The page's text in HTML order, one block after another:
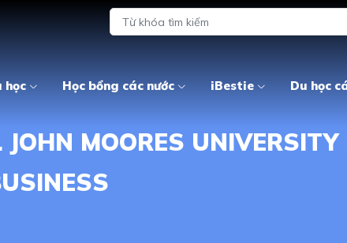
học Học bổng các nước iBestie Du học
MOORES